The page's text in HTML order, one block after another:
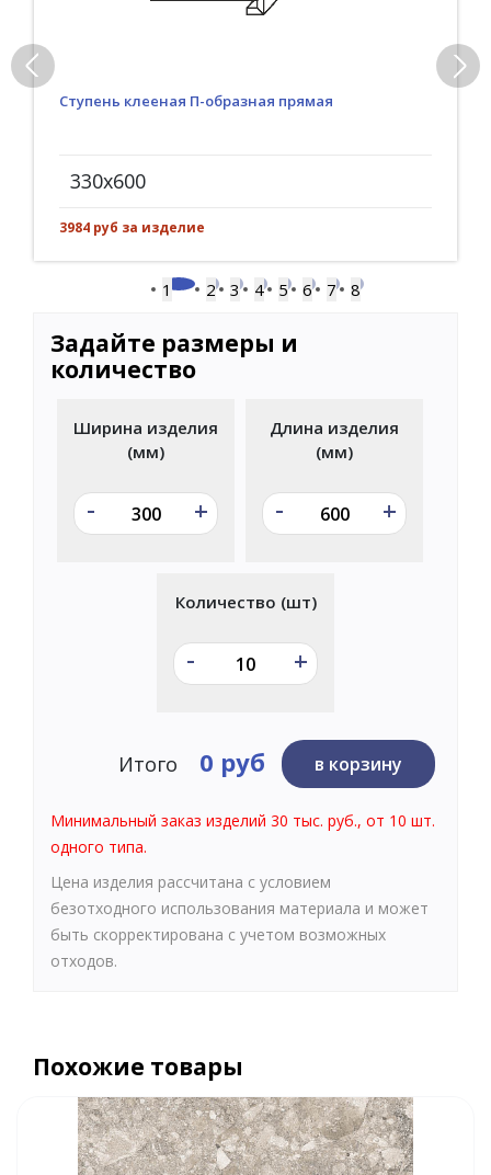
Ступень клееная П-образная прямая
330x600
3984 руб за изделие
1 2 3 4 5 6 7 8
Задайте размеры и
количество
Ширина изделия
(мм)
- +
Длина изделия
(мм)
- +
Количество (шт)
- +
Итого 0 руб в корзину
Минимальный заказ изделий 30 тыс. руб., от 10 шт.
одного типа.
Цена изделия рассчитана с условием
безотходного использования материала и может
быть скорректирована с учетом возможных
отходов.
Похожие товары